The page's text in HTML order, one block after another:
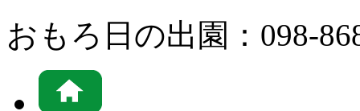
おもろ日の出園： 098-